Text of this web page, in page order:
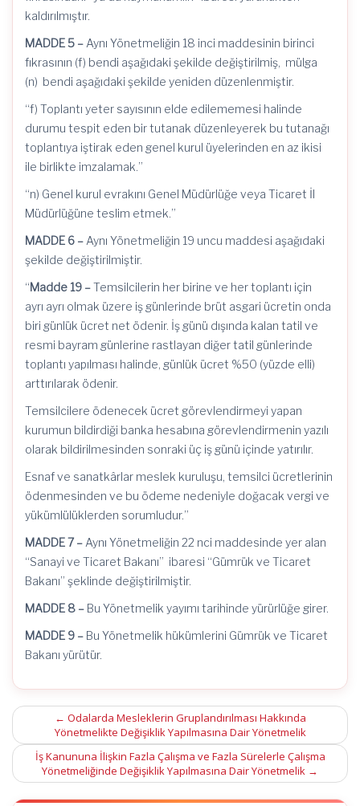
kaldırılmıştır.
MADDE 5 – Aynı Yönetmeliğin 18 inci maddesinin birinci
fıkrasının (f) bendi aşağıdaki şekilde değiştirilmiş, mülga
(n) bendi aşağıdaki şekilde yeniden düzenlenmiştir.
“f) Toplantı yeter sayısının elde edilememesi halinde
durumu tespit eden bir tutanak düzenleyerek bu tutanağı
toplantıya iştirak eden genel kurul üyelerinden en az ikisi
ile birlikte imzalamak.”
“n) Genel kurul evrakını Genel Müdürlüğe veya Ticaret İl
Müdürlüğüne teslim etmek.”
MADDE 6 – Aynı Yönetmeliğin 19 uncu maddesi aşağıdaki
şekilde değiştirilmiştir.
“Madde 19 –Temsilcilerin her birine ve her toplantı için
ayrı ayrı olmak üzere iş günlerinde brüt asgari ücretin onda
biri günlük ücret net ödenir. İş günü dışında kalan tatil ve
resmi bayram günlerine rastlayan diğer tatil günlerinde
toplantı yapılması halinde, günlük ücret %50 (yüzde elli)
arttırılarak ödenir.
Temsilcilere ödenecek ücret görevlendirmeyi yapan
kurumun bildirdiği banka hesabına görevlendirmenin yazılı
olarak bildirilmesinden sonraki üç iş günü içinde yatırılır.
Esnaf ve sanatkârlar meslek kuruluşu, temsilci ücretlerinin
ödenmesinden ve bu ödeme nedeniyle doğacak vergi ve
yükümlülüklerden sorumludur.”
MADDE 7 – Aynı Yönetmeliğin 22 nci maddesinde yer alan
“Sanayi ve Ticaret Bakanı” ibaresi “Gümrük ve Ticaret
Bakanı” şeklinde değiştirilmiştir.
MADDE 8 – Bu Yönetmelik yayımı tarihinde yürürlüğe girer.
MADDE 9 – Bu Yönetmelik hükümlerini Gümrük ve Ticaret
Bakanı yürütür.
Post
navigation
← Odalarda Mesleklerin Gruplandırılması Hakkında
Yönetmelikte Değişiklik Yapılmasına Dair Yönetmelik
İş Kanununa İlişkin Fazla Çalışma ve Fazla Sürelerle Çalışma
Yönetmeliğinde Değişiklik Yapılmasına Dair Yönetmelik →